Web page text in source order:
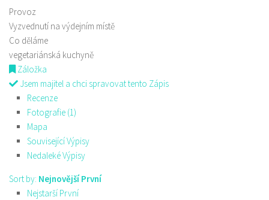
Provoz
Vyzvednutí na výdejním místě
Co děláme
vegetariánská kuchyně
Záložka
Jsem majitel a chci spravovat tento Zápis
Recenze
Fotografie (1)
Mapa
Související Výpisy
Nedaleké Výpisy
Sort by: Nejnovější První
Nejstarší První